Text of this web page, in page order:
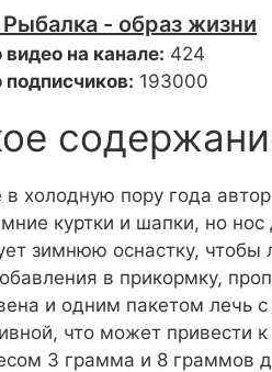
- образ жизни
видео на канале: 424
подписчиков: 193000
холодную пору года
куртки и шапки, но
зимнюю оснастку, чтобы
в прикормку,
и одним пакетом лечь
что может привести
3 грамма и 8 граммов